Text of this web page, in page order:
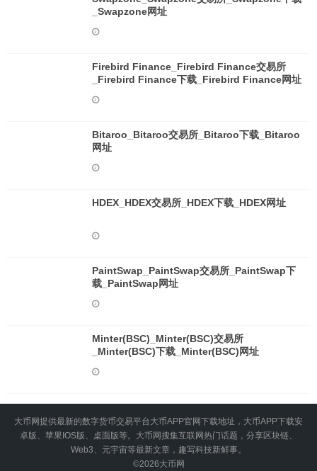
_Swapzone网址
Firebird Finance_Firebird Finance交易所
_Firebird Finance下载_Firebird Finance网址
Bitaroo_Bitaroo交易所_Bitaroo下载_Bitaroo
网址
HDEX_HDEX交易所_HDEX下载_HDEX网址
PaintSwap_PaintSwap交易所_PaintSwap下
载_PaintSwap网址
Minter(BSC)_Minter(BSC)交易所
_Minter(BSC)下载_Minter(BSC)网址
大币网提供最新的数字货币交易平台大币APP官网下载地址，大币APP下载安
卓版、苹果IOS版、桌面版等。大币网搜集互联网热门话题，分享区块链、
Web3、元宇宙等最新文章，趣写科技新鲜事。
©2026大币网